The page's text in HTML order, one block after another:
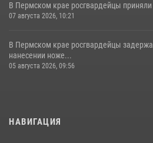
В Пермском крае росгвардейцы приняли
07 августа 2026, 10:21
В Пермском крае росгвардейцы
нанесении ноже...
05 августа 2026, 09:56
НАВИГАЦИЯ